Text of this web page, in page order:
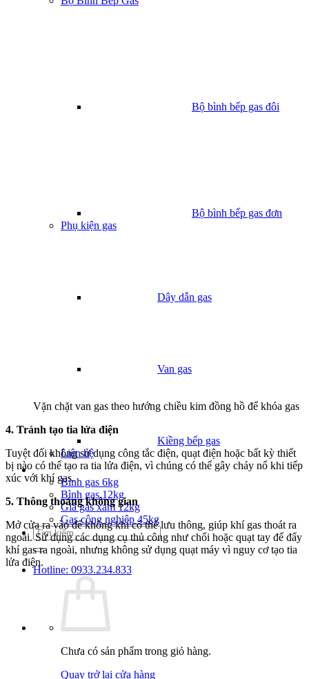
Bộ bình bếp gas đôi
Bộ bình bếp gas đơn
Phụ kiện gas
Dây dẫn gas
Van gas
Kiềng bếp gas
Liên hệ
Giá Gas
Bình gas 6kg
Bình gas 12kg
Giá gas xám 12kg
Gas công nghiệp 45kg
Tìm
kiếm:
Hotline: 0933.234.833
Chưa có sản phẩm trong giỏ hàng.
Quay trở lại cửa hàng
Vặn chặt van gas theo hướng chiều kim đồng hồ để khóa gas
4. Tránh tạo tia lửa điện
Tuyệt đối không sử dụng công tắc điện, quạt điện hoặc bất kỳ thiết
bị nào có thể tạo ra tia lửa điện, vì chúng có thể gây cháy nổ khi tiếp
xúc với khí gas.
5. Thông thoáng không gian
Mở cửa ra vào để không khí có thể lưu thông, giúp khí gas thoát ra
ngoài. Sử dụng các dụng cụ thủ công như chổi hoặc quạt tay để đẩy
khí gas ra ngoài, nhưng không sử dụng quạt máy vì nguy cơ tạo tia
lửa điện.